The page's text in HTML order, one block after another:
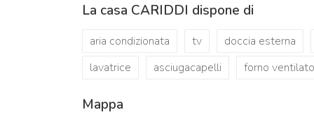
La casa CARIDDI dispone di
aria condizionata tv doccia esterna
lavatrice
asciugacapelli forno ventilato
Mappa